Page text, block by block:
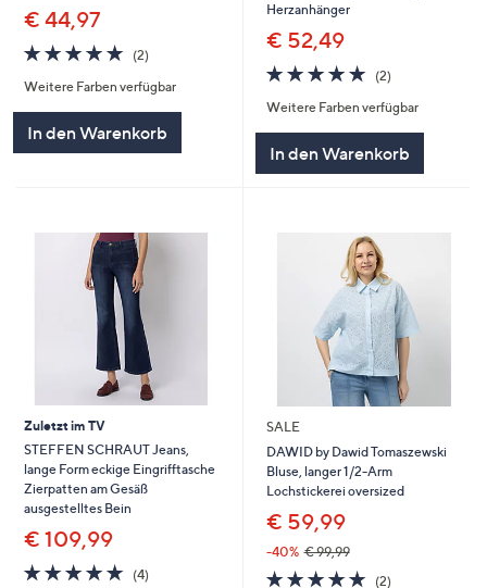
€ 44,97
5.0
von
5
(2)2
Weitere Farben verfügbar
In den Warenkorb
Herzanhänger
€ 52,49
5.0
von
5
(2)2
Weitere Farben verfügbar
In den Warenkorb
Zuletzt im TV
STEFFEN SCHRAUT Jeans,
lange Form eckige Eingrifftasche
Zierpatten am Gesäß
ausgestelltes Bein
€ 109,99
5.0
(4)4
SALE
DAWID by Dawid Tomaszewski
Bluse, langer 1/2-Arm
Lochstickerei oversized
€ 59,99
-40% € 99,99
5.0
(2)2